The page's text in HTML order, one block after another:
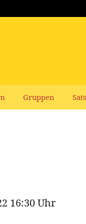
Gruppen
16:30 Uhr